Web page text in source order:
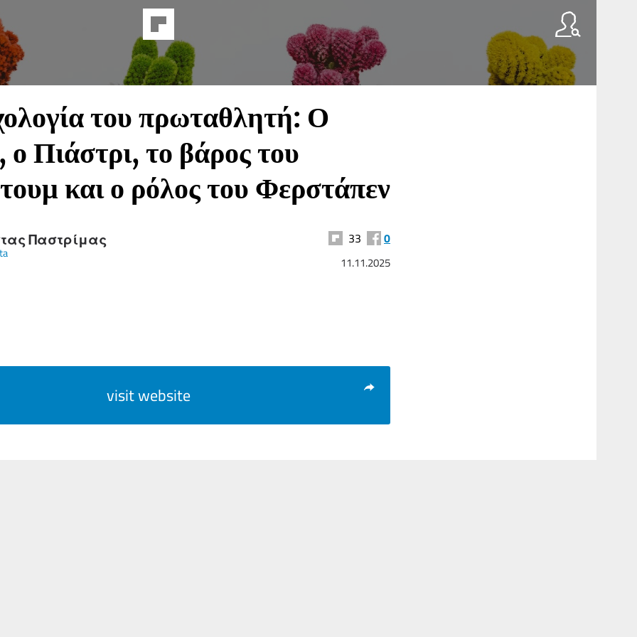
του πρωταθλητή: Ο
ο Πιάστρι, το βάρος του
και ο ρόλος του Φερστάπεν
Παστρίμας 33 0
11.11.2025
visit website